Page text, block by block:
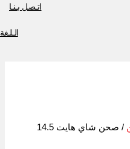
اتـصل بـنـا
الـلـغة
/ صحن شاي هايت 14.5